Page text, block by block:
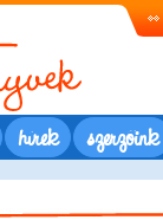
hírek szerzőink